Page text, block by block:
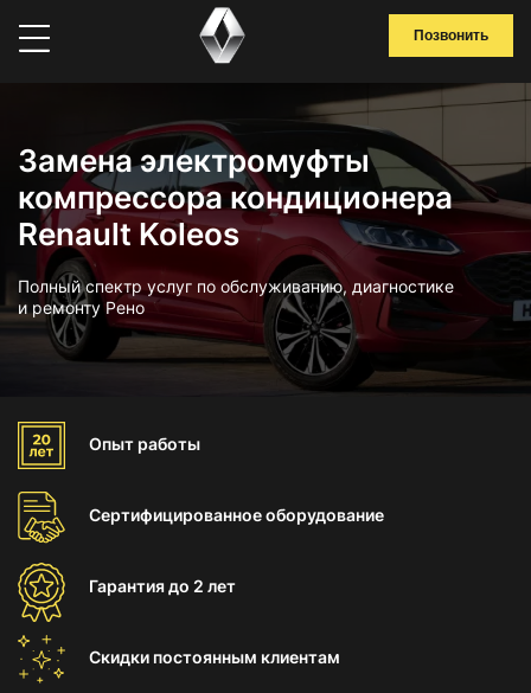
Позвонить
Замена электромуфты
компрессора кондиционера
Renault Koleos
Полный спектр услуг по обслуживанию, диагностике
и ремонту Рено
Опыт работы
Сертифицированноеоборудование
Гарантиядо 2 лет
Скидки постоянным клиентам